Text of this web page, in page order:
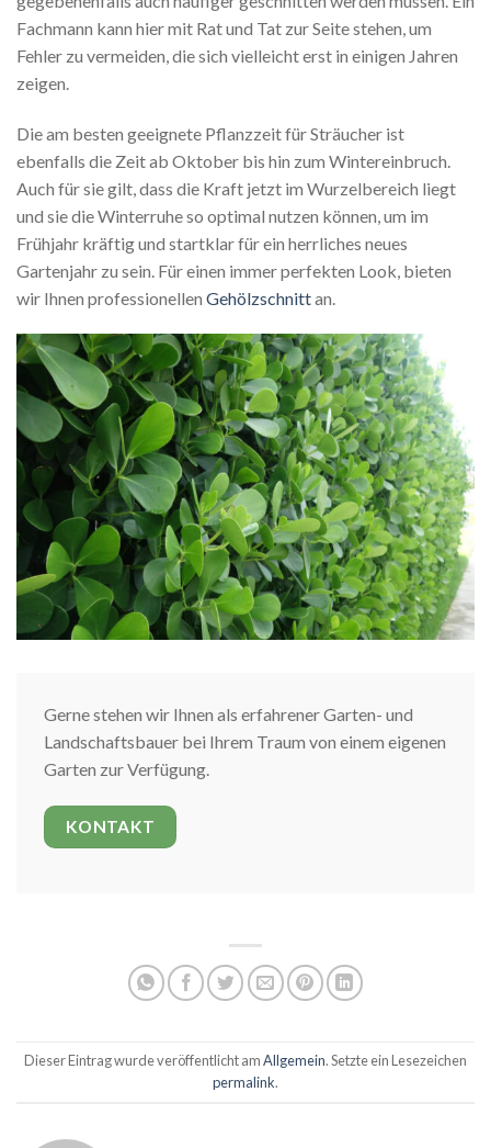
Fachmann kann hier mit Rat und Tat zur Seite stehen, um
Fehler zu vermeiden, die sich vielleicht erst in einigen Jahren
zeigen.
Die am besten geeignete Pflanzzeit für Sträucher ist
ebenfalls die Zeit ab Oktober bis hin zum Wintereinbruch.
Auch für sie gilt, dass die Kraft jetzt im Wurzelbereich liegt
und sie die Winterruhe so optimal nutzen können, um im
Frühjahr kräftig und startklar für ein herrliches neues
Gartenjahr zu sein. Für einen immer perfekten Look, bieten
wir Ihnen professionellen Gehölzschnittan.
Gerne stehen wir Ihnen als erfahrener Garten- und
Landschaftsbauer bei Ihrem Traum von einem eigenen
Garten zur Verfügung.
KONTAKT
Dieser Eintrag wurde veröffentlicht amAllgemein. Setzte ein Lesezeichen
permalink.